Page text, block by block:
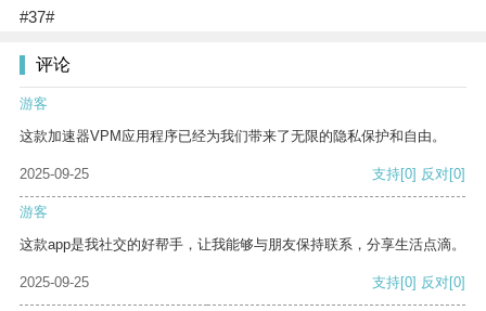
#37#
评论
游客
这款加速器VPM应用程序已经为我们带来了无限的隐私保护和自由。
2025-09-25 支持[0] 反对[0]
游客
这款app是我社交的好帮手，让我能够与朋友保持联系，分享生活点滴。
2025-09-25 支持[0] 反对[0]